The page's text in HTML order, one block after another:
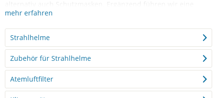
Reihe an diversen Atemluftfilter-Geräten. Unsere große
mehr erfahren
Strahlhelme
Zubehör für Strahlhelme
Atemluftfilter